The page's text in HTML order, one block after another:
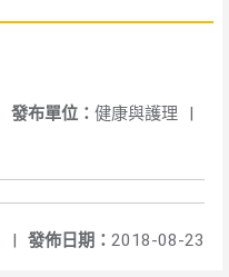
發布單位： 健康與護理 |
發佈日期： 2018-08-23
|